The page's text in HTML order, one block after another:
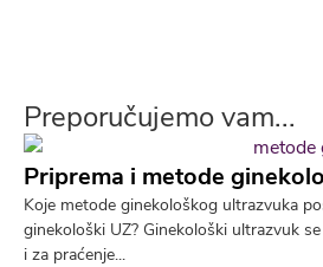
Preporučujemo vam...
Priprema i metode
Koje metode ginekološkog ultrazvuka
ginekološki UZ? Ginekološki ultrazvuk
i za praćenje...